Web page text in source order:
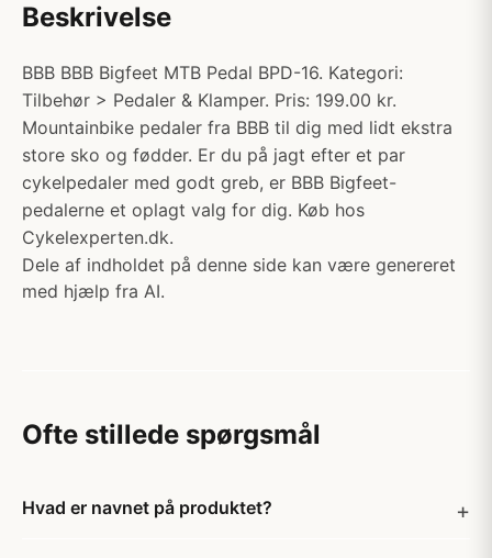
Beskrivelse
BBB BBB Bigfeet MTB Pedal BPD-16. Kategori:
Tilbehør > Pedaler & Klamper. Pris: 199.00 kr.
Mountainbike pedaler fra BBB til dig med lidt ekstra
store sko og fødder. Er du på jagt efter et par
cykelpedaler med godt greb, er BBB Bigfeet-
pedalerne et oplagt valg for dig. Køb hos
Cykelexperten.dk.
Dele af indholdet på denne side kan være genereret
med hjælp fra AI.
Ofte stillede spørgsmål
Hvad er navnet på produktet?